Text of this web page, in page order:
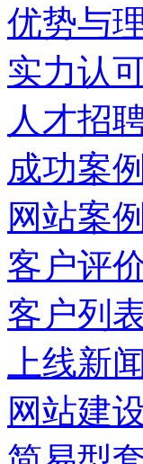
优势与
实力认
人才招
成功案例
网站案例
客户评
客户列
上线新闻
网站建